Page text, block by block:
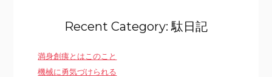
Recent Category: 駄日記
満身創痍とはこのこと
機械に勇気づけられる